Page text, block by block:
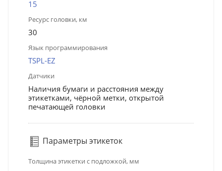
15
Ресурс головки, км
30
Язык программирования
TSPL-EZ
Датчики
Наличия бумаги и расстояния между
этикетками, чёрной метки, открытой
печатающей головки
Параметры этикеток
Толщина этикетки с подложкой, мм